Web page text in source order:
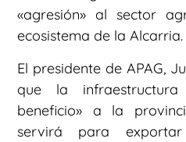
«agresión» al sector
ecosistema de la Alcarria.
El presidente de APAG,
que la
beneficio» a la
servirá para